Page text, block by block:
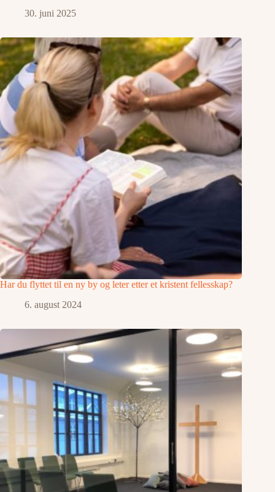
30. juni 2025
Har du flyttet til en ny by og leter etter et kristent fellesskap?
6. august 2024